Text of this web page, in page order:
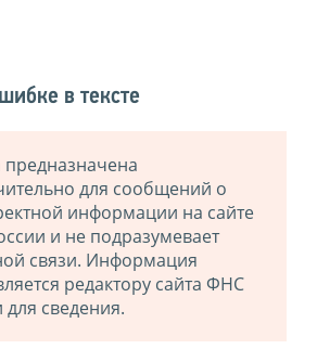
в тексте
для сообщений о
информации на сайте
и не подразумевает
связи. Информация
редактору сайта ФНС
для сведения.